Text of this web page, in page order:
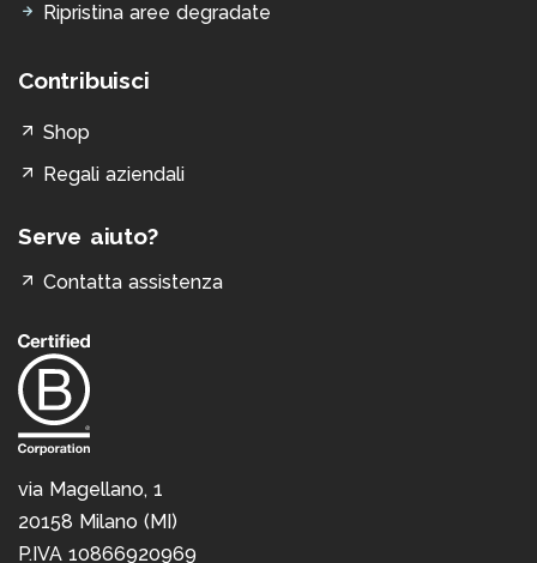
Ripristina aree degradate
Contribuisci
Shop
Regali aziendali
Serve aiuto?
Contatta assistenza
via Magellano, 1
20158 Milano (MI)
P.IVA 10866920969